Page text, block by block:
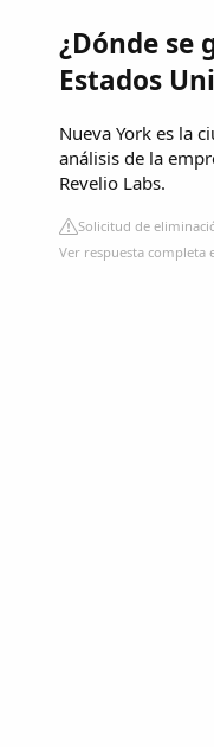
¿Dónde se
Estados
Nueva York es la
análisis de la
Revelio Labs.
Solicitud de
Ver respuesta completa